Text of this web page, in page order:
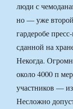
люди с
но — уже
гардеробе
сданной на
Некогда.
около 4000 п
участников —
Несложно